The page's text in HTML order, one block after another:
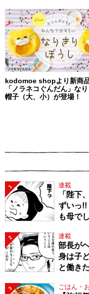
kodomoe shopより新商
「ノラネコぐんだん」なり
帽子（大、小）が登場！
1 連載
「陛下
ずいっ
も母で
2 連載
部長が
身は子
と働き
3 ごはん・